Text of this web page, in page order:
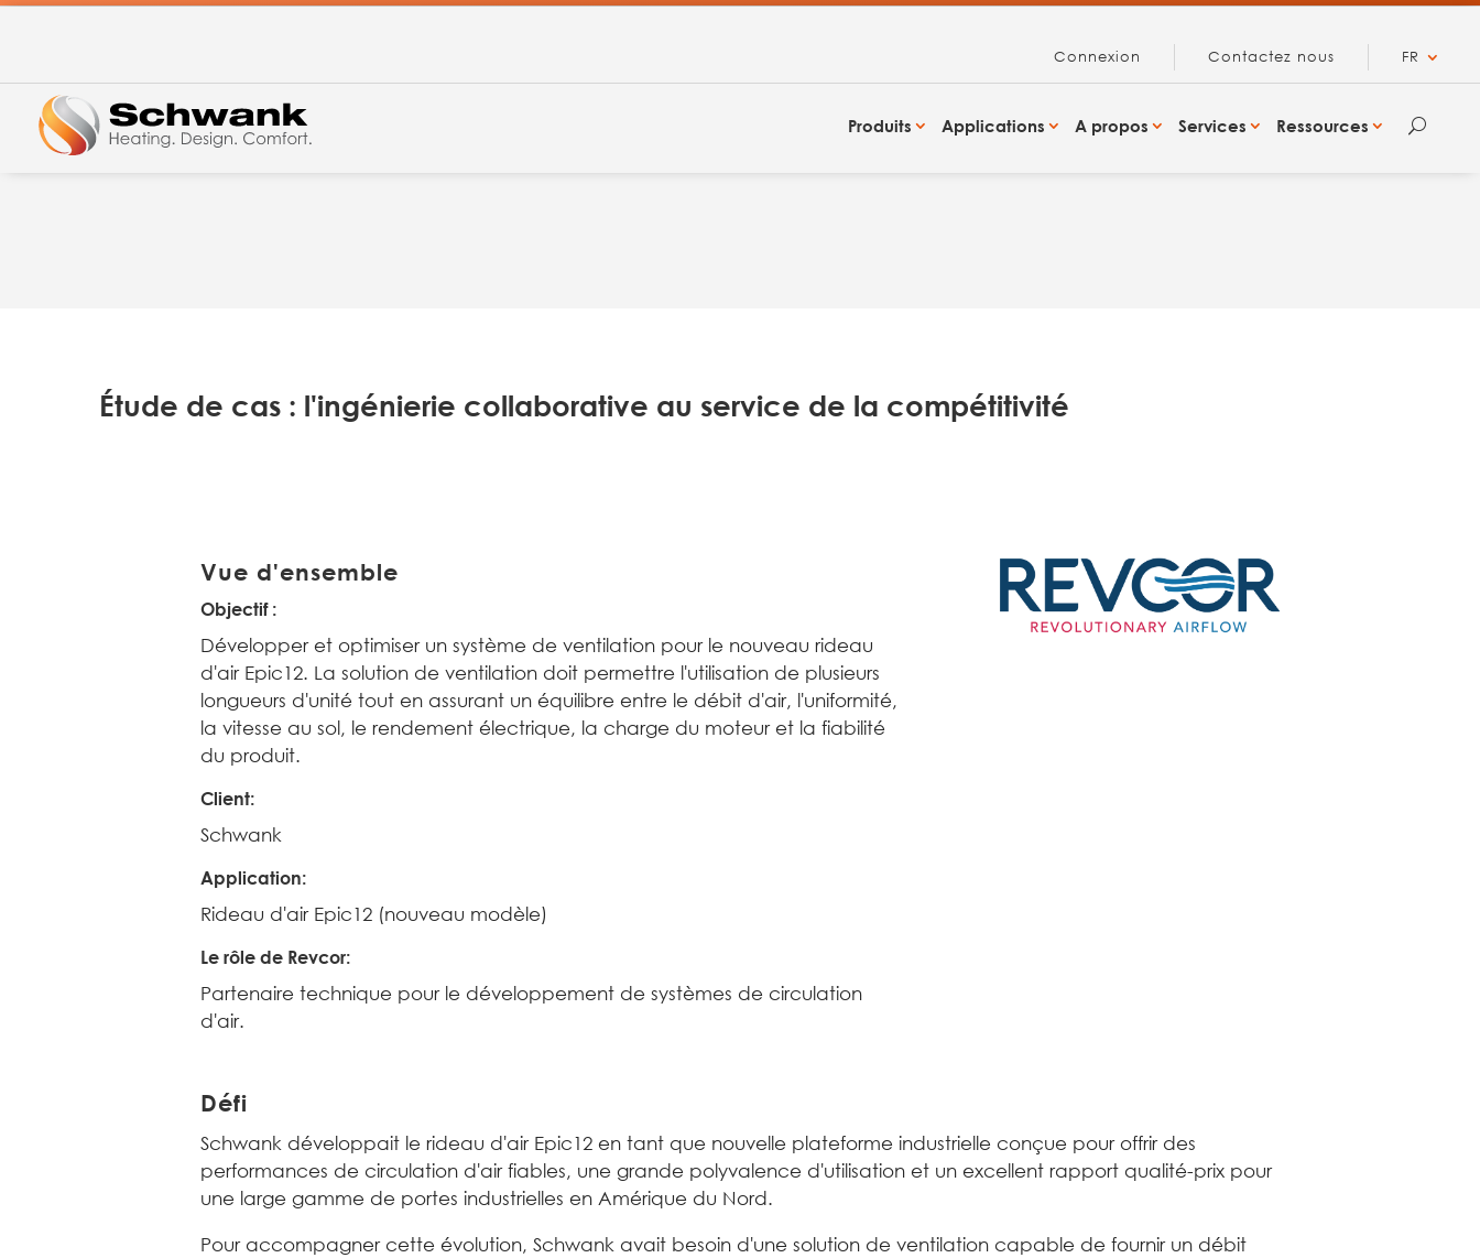
Connexion Contactez nous FR
Produits Applications A propos Services Ressources U
Étude de cas : l'ingénierie collaborative au service de la compétitivité
Vue d'ensemble
Objectif :
Développer et optimiser un système de ventilation pour le nouveau rideau
d'air Epic12. La solution de ventilation doit permettre l'utilisation de plusieurs
longueurs d'unité tout en assurant un équilibre entre le débit d'air, l'uniformité,
la vitesse au sol, le rendement électrique, la charge du moteur et la fiabilité
du produit.
Client:
Schwank
Application:
Rideau d'air Epic12 (nouveau modèle)
Le rôle de Revcor:
Partenaire technique pour le développement de systèmes de circulation
d'air.
Défi
Schwank développait le rideau d'air Epic12 en tant que nouvelle plateforme industrielle conçue pour offrir des
performances de circulation d'air fiables, une grande polyvalence d'utilisation et un excellent rapport qualité-prix pour
une large gamme de portes industrielles en Amérique du Nord.
Pour accompagner cette évolution, Schwank avait besoin d'une solution de ventilation capable de fournir un débit